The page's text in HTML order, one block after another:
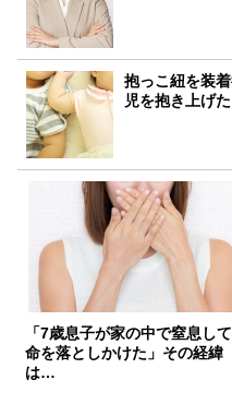
抱っこ紐を装
児を抱き上げ
「7歳息子が家の中で窒息して
命を落としかけた」その経緯
は…